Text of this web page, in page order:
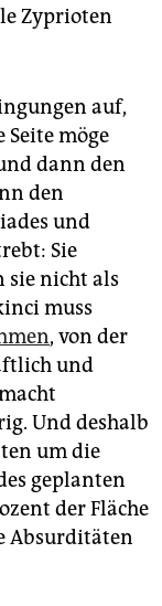
Zyprioten
auf,
möge
dann den
den
und
Sie
sie nicht als
muss
, von der
und
Und deshalb
um die
geplanten
der Fläche
Absurditäten